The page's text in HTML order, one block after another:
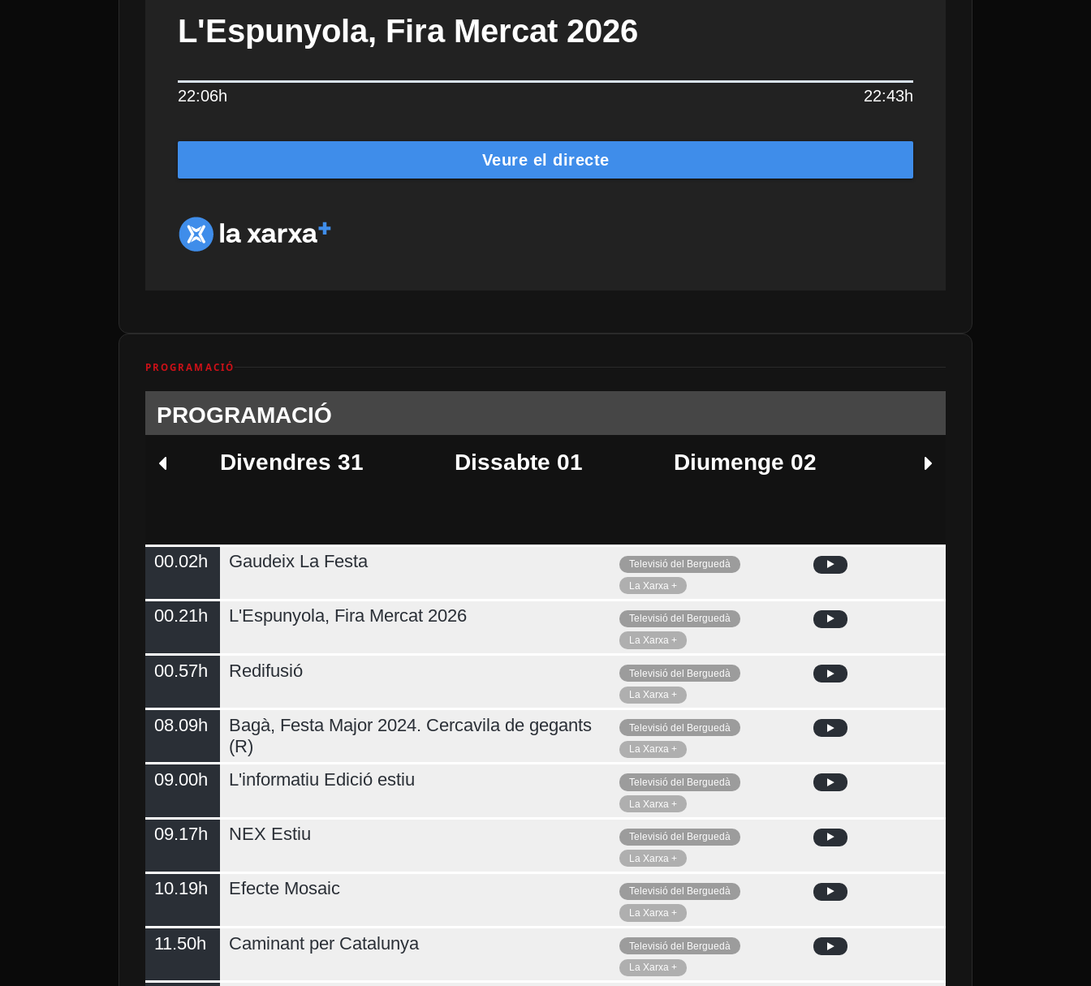
L'Espunyola, Fira Mercat 2026
22:06h 22:43h
Veure el directe
PROGRAMACIÓ
PROGRAMACIÓ
Divendres 31
Dissabte 01 Diumenge 02
Dilluns 03 Demà
00.02h Gaudeix La Festa
Televisió del Berguedà
La Xarxa +
00.21h L'Espunyola, Fira Mercat 2026
Televisió del Berguedà
La Xarxa +
00.57h Redifusió
Televisió del Berguedà
La Xarxa +
08.09h
Bagà, Festa Major 2024. Cercavila de gegants
(R)
Televisió del Berguedà
La Xarxa +
09.00h L'informatiu Edició estiu
Televisió del Berguedà
La Xarxa +
09.17h NEX Estiu
Televisió del Berguedà
La Xarxa +
10.19h Efecte Mosaic
Televisió del Berguedà
La Xarxa +
11.50h Caminant per Catalunya
Televisió del Berguedà
La Xarxa +